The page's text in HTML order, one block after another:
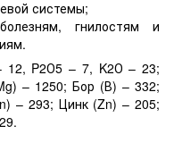
системы;
гнилостям и
12, P2О5 – 7, K2О – 23;
– 1250; Бор (В) – 332;
– 293; Цинк (Zn) – 205;